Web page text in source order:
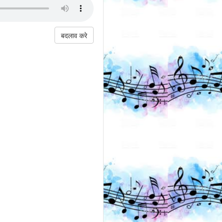
बदलाव करे